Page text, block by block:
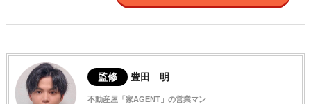
監修 豊田 明
不動産屋「家AGENT」の営業マン